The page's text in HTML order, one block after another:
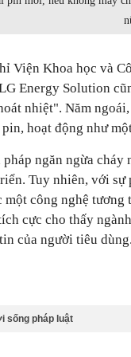
Viện Khoa học và
Energy Solution
nhiệt". Năm
hoạt động như
pháp ngăn ngừa
Tuy nhiên, với
một công nghệ
cực cho thấy
của người tiêu
sống pháp luật